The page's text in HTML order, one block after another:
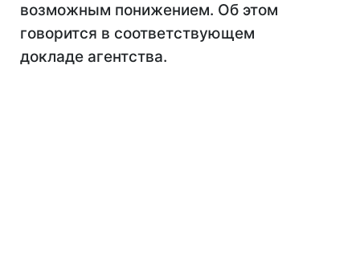
возможным понижением. Об этом
говорится в соответствующем
докладе агентства.